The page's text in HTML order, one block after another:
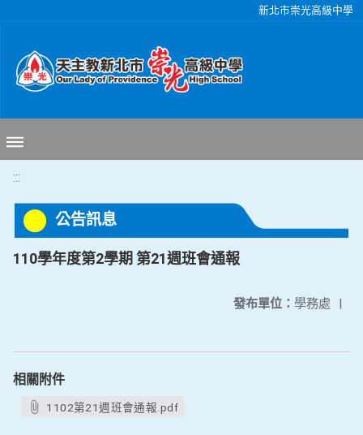
新北市崇光高級中學
:::
公告訊息
110學年度第2學期 第21週班會通報
發布單位： 學務處 |
相關附件
1102第21週班會通報.pdf